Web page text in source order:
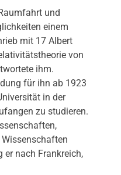
und
einem
mit 17 Albert
von
ihm.
für ihn ab 1923
in der
zu studieren.
er nach Frankreich,